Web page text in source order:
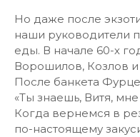
Но даже после
наши руководители
еды. В начале 60-х
Ворошилов, Козлов
После банкета
«Ты знаешь, Витя,
Когда вернемся в
по-настоящему